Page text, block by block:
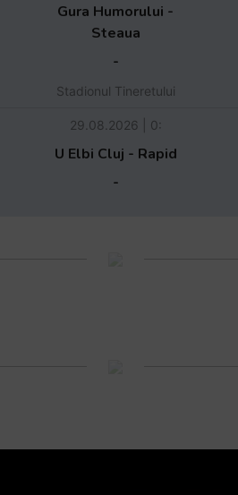
Gura Humorului -
Steaua
-
Stadionul Tineretului
29.08.2026 | 0:
U Elbi Cluj - Rapid
-